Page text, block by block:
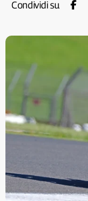
Condividi su